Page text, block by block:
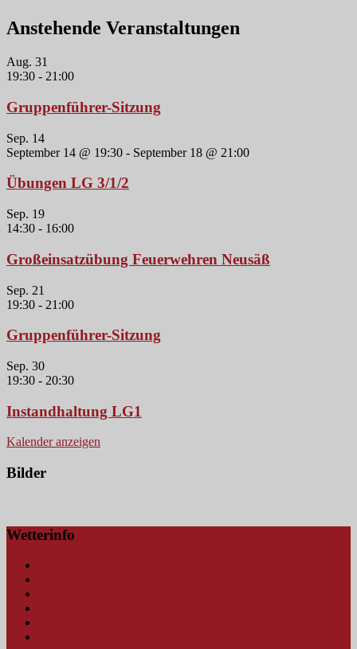
Anstehende Veranstaltungen
Aug. 31
19:30 - 21:00
Gruppenführer-Sitzung
Sep. 14
September 14 @ 19:30 - September 18 @ 21:00
Übungen LG 3/1/2
Sep. 19
14:30 - 16:00
Großeinsatzübung Feuerwehren Neusäß
Sep. 21
19:30 - 21:00
Gruppenführer-Sitzung
Sep. 30
19:30 - 20:30
Instandhaltung LG1
Kalender anzeigen
Bilder
Wetterinfo